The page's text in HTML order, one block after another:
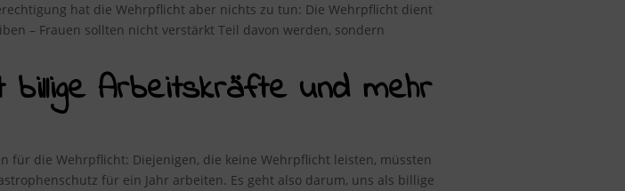
hat die Wehrpflicht aber nichts zu tun: Die Wehrpflicht dient
– Frauen sollten nicht verstärkt Teil davon werden, sondern
Arbeitskräfte und mehr
die Wehrpflicht: Diejenigen, die keine Wehrpflicht leisten, müssten
für ein Jahr arbeiten. Es geht also darum, uns als billige